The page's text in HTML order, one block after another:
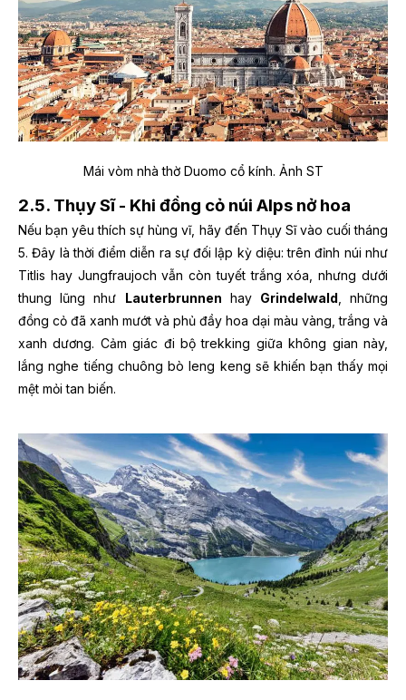
Mái vòm nhà thờ Duomo cổ kính. Ảnh ST
2.5. Thụy Sĩ - Khi đồng cỏ núi Alps nở hoa
Nếu bạn yêu thích sự hùng vĩ, hãy đến Thụy Sĩ vào cuối tháng
5. Đây là thời điểm diễn ra sự đối lập kỳ diệu: trên đỉnh núi như
Titlis hay Jungfraujoch vẫn còn tuyết trắng xóa, nhưng dưới
thung lũng như Lauterbrunnen hay Grindelwald , những
đồng cỏ đã xanh mướt và phủ đầy hoa dại màu vàng, trắng và
xanh dương. Cảm giác đi bộ trekking giữa không gian này,
lắng nghe tiếng chuông bò leng keng sẽ khiến bạn thấy mọi
mệt mỏi tan biến.